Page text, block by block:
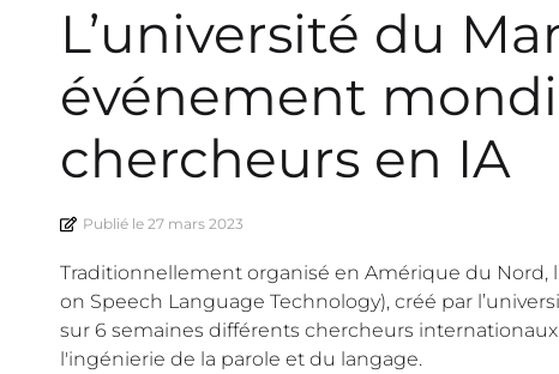
L’université du
événement
chercheurs en IA
Publié le 27 mars 2023
Traditionnellement organisé en Amérique du Nord,
on Speech Language Technology), créé par
sur 6 semaines différents chercheurs
l'ingénierie de la parole et du langage.